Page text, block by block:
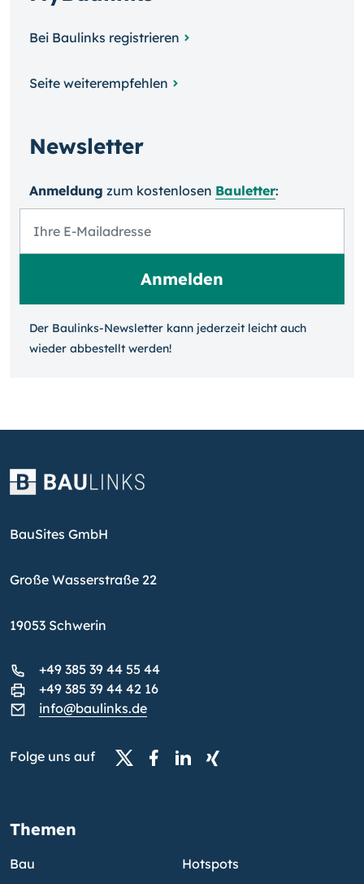
Bei Baulinks registrieren
Seite weiterempfehlen
Newsletter
Anmeldung zum kosten­losen Bauletter:
Der Baulinks-Newsletter kann jeder­zeit leicht auch
wieder ab­bestellt werden!
BauSites GmbH
Große Wasserstraße 22
19053 Schwerin
+49 385 39 44 55 44
+49 385 39 44 42 16
info@baulinks.de
Folge uns auf
Themen
Bau
Hotspots